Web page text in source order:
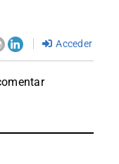
Acceder